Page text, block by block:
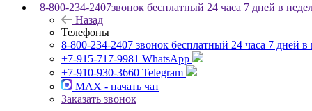
8-800-234-2407звонок бесплатный 24 часа 7 дней в
Назад
Телефоны
8-800-234-2407 звонок бесплатный 24 часа 7 дней
+7-915-717-9981 WhatsApp
+7-910-930-3660 Telegram
MAX - начать чат
Заказать звонок